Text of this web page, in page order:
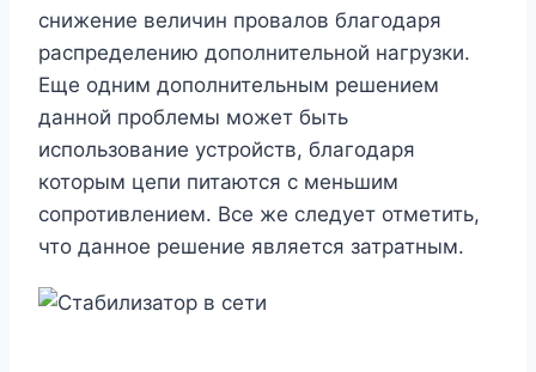
снижение величин провалов благодаря
распределению дополнительной нагрузки.
Еще одним дополнительным решением
данной проблемы может быть
использование устройств, благодаря
которым цепи питаются с меньшим
сопротивлением. Все же следует отметить,
что данное решение является затратным.